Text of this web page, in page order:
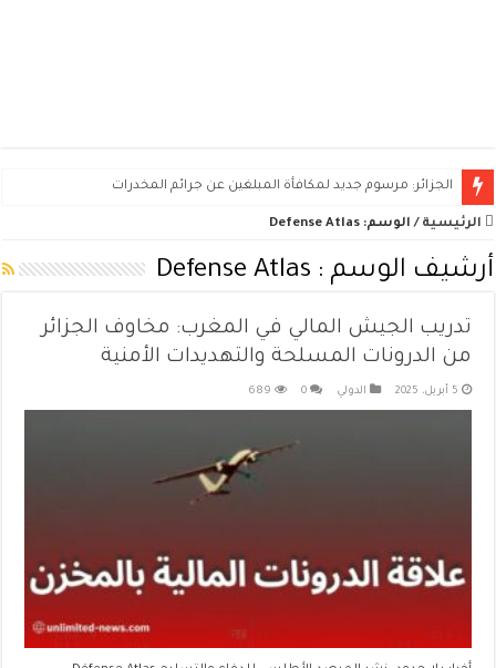
الجزائر: مرسوم جديد لمكافأة المبلغين عن جرائم المخدرات
الرئيسية / الوسم:Defense Atlas
أرشيف الوسم : Defense Atlas
تدريب الجيش المالي في المغرب: مخاوف الجزائر
من الدرونات المسلحة والتهديدات الأمنية
5 أبريل، 2025 الدولي 0
689